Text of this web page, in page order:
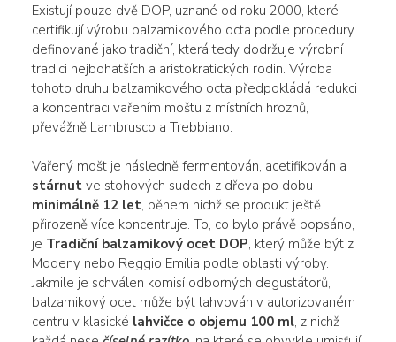
Existují pouze dvě DOP, uznané od roku 2000, které
certifikují výrobu balzamikového octa podle procedury
definované jako tradiční, která tedy dodržuje výrobní
tradici nejbohatších a aristokratických rodin. Výroba
tohoto druhu balzamikového octa předpokládá redukci
a koncentraci vařením moštu z místních hroznů,
převážně Lambrusco a Trebbiano.
Vařený mošt je následně fermentován, acetifikován a
stárnutve stohových sudech z dřeva po dobu
minimálně 12 let, během nichž se produkt ještě
přirozeně více koncentruje. To, co bylo právě popsáno,
je Tradiční balzamikový ocet DOP, který může být z
Modeny nebo Reggio Emilia podle oblasti výroby.
Jakmile je schválen komisí odborných degustátorů,
balzamikový ocet může být lahvován v autorizovaném
centru v klasické lahvičce o objemu 100 ml, z nichž